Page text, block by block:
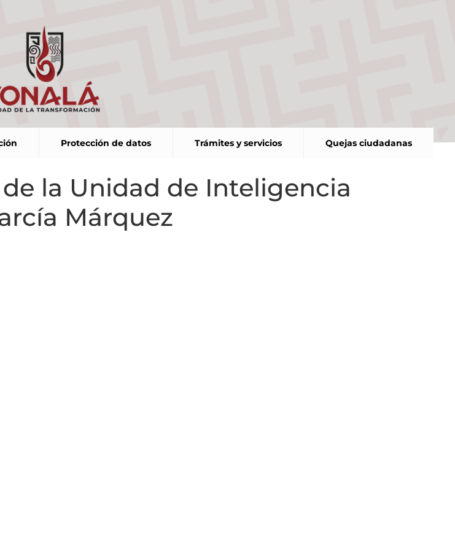
Protección de datos Trámites y servicios Quejas ciudadanas
la Unidad de Inteligencia
Márquez